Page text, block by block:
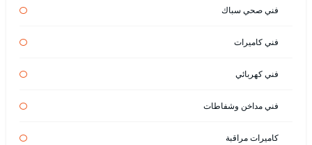
فني صحي سباك
فني كاميرات
فني كهربائي
فني مداخن وشفاطات
كاميرات مراقبة